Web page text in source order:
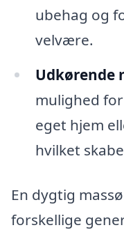
ubehag og
velvære.
Udkørende
mulighed
eget hjem
hvilket
En dygtig
forskellige